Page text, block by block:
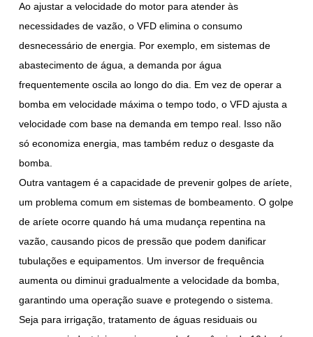
Ao ajustar a velocidade do motor para atender às
necessidades de vazão, o VFD elimina o consumo
desnecessário de energia. Por exemplo, em sistemas de
abastecimento de água, a demanda por água
frequentemente oscila ao longo do dia. Em vez de operar a
bomba em velocidade máxima o tempo todo, o VFD ajusta a
velocidade com base na demanda em tempo real. Isso não
só economiza energia, mas também reduz o desgaste da
bomba.
Outra vantagem é a capacidade de prevenir golpes de aríete,
um problema comum em sistemas de bombeamento. O golpe
de aríete ocorre quando há uma mudança repentina na
vazão, causando picos de pressão que podem danificar
tubulações e equipamentos. Um inversor de frequência
aumenta ou diminui gradualmente a velocidade da bomba,
garantindo uma operação suave e protegendo o sistema.
Seja para irrigação, tratamento de águas residuais ou